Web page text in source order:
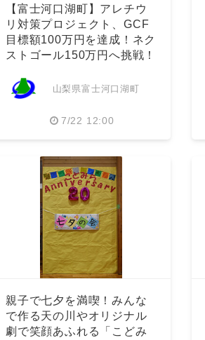
【富士河口湖町】アレチウ
リ対策プロジェクト、GCF
目標額100万円を達成！ネク
ストゴール150万円へ挑戦！
山梨県富士河口湖町
7/22 12:00
親子で七夕を満喫！みんな
で作る天の川やオリジナル
劇で笑顔あふれる「こどみ